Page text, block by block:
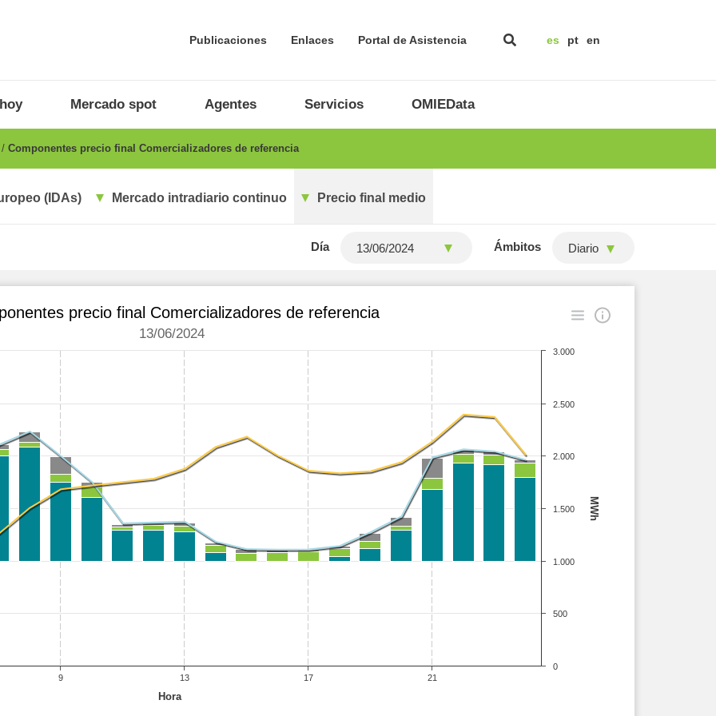
Publicaciones Enlaces Portal de Asistencia es pt en
Mercado spot Agentes Servicios OMIEData
Componentes precio final Comercializadores de referencia
(IDAs) Mercado intradiario continuo Precio final medio
Día Ámbitos Diario
Hora
MWh
precio final Comercializadores de referencia
13/06/2024
9 13 17 21
0
500
1.000
1.500
2.000
2.500
3.000